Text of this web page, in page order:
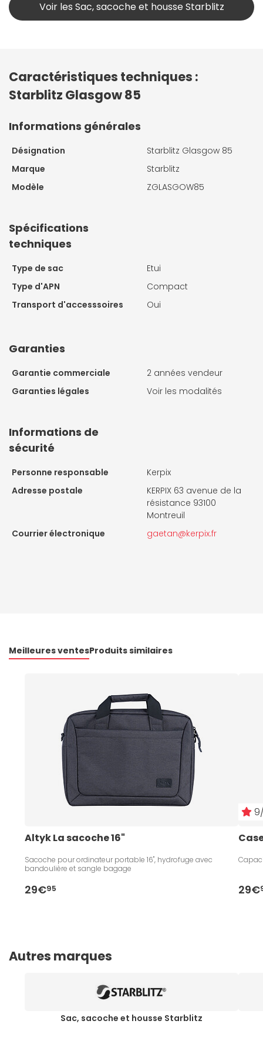
Voir les Sac, sacoche et housse Starblitz
Caractéristiques techniques :
Starblitz Glasgow 85
Informations générales
Désignation
Starblitz Glasgow 85
Marque
Starblitz
Modèle
ZGLASGOW85
Spécifications
techniques
Type de sac
Etui
Type d'APN
Compact
Transport d'accesssoires
Oui
Garanties
Garantie commerciale
2 années vendeur
Garanties légales
Voir les modalités
Informations de
sécurité
Personne responsable
Kerpix
Adresse postale
KERPIX 63 avenue de la
résistance 93100
Montreuil
Courrier électronique
gaetan@kerpix.fr
Meilleures ventesProduits similaires
Altyk La sacoche 16"
Sacoche pour ordinateur portable 16", hydrofuge avec
bandoulière et sangle bagage
29€95 29€
Autres marques
Sac, sacoche et housse Starblitz